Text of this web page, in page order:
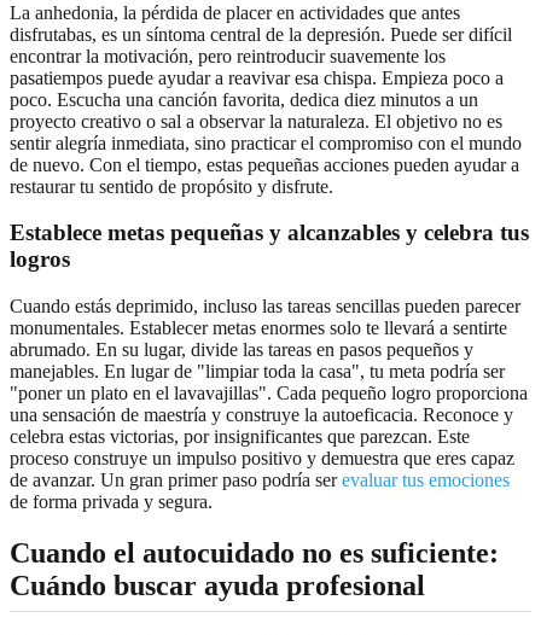
La anhedonia, la pérdida de placer en actividades que antes
disfrutabas, es un síntoma central de la depresión. Puede ser difícil
encontrar la motivación, pero reintroducir suavemente los
pasatiempos puede ayudar a reavivar esa chispa. Empieza poco a
poco. Escucha una canción favorita, dedica diez minutos a un
proyecto creativo o sal a observar la naturaleza. El objetivo no es
sentir alegría inmediata, sino practicar el compromiso con el mundo
de nuevo. Con el tiempo, estas pequeñas acciones pueden ayudar a
restaurar tu sentido de propósito y disfrute.
Establece metas pequeñas y alcanzables y celebra tus
logros
Cuando estás deprimido, incluso las tareas sencillas pueden parecer
monumentales. Establecer metas enormes solo te llevará a sentirte
abrumado. En su lugar, divide las tareas en pasos pequeños y
manejables. En lugar de "limpiar toda la casa", tu meta podría ser
"poner un plato en el lavavajillas". Cada pequeño logro proporciona
una sensación de maestría y construye la autoeficacia. Reconoce y
celebra estas victorias, por insignificantes que parezcan. Este
proceso construye un impulso positivo y demuestra que eres capaz
de avanzar. Un gran primer paso podría serevaluar tus emociones
de forma privada y segura.
Cuando el autocuidado no es suficiente:
Cuándo buscar ayuda profesional